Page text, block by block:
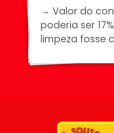
→ Valor do
poderia ser
limpeza fosse